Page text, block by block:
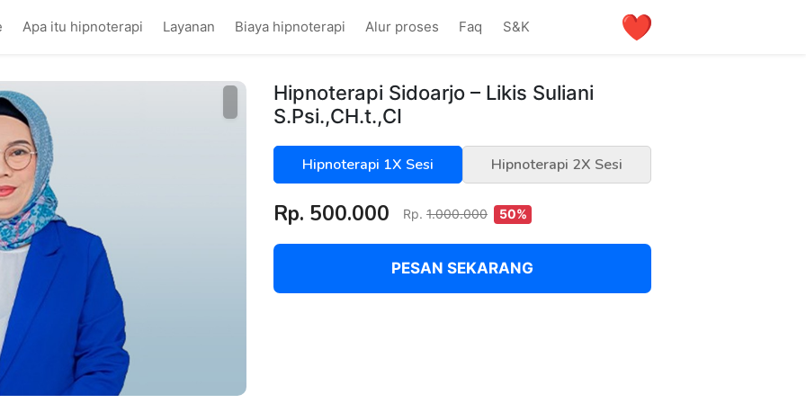
Apa itu hipnoterapi Layanan Biaya hipnoterapi Alur proses Faq S&K
Hipnoterapi Sidoarjo – Likis Suliani
S.Psi.,CH.t.,CI
Hipnoterapi 1X Sesi Hipnoterapi 2X Sesi
Rp. 500.000 Rp. 1.000.000 50%
PESAN SEKARANG